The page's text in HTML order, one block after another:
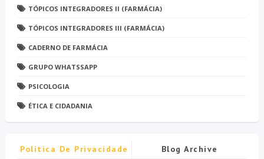
TÓPICOS INTEGRADORES II (FARMÁCIA)
TÓPICOS INTEGRADORES III (FARMÁCIA)
CADERNO DE FARMÁCIA
GRUPO WHATSSAPP
PSICOLOGIA
ÉTICA E CIDADANIA
Politica De Privacidade Blog Archive